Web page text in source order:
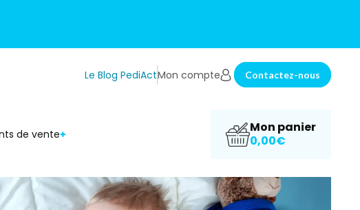
Le Blog PediActMon compte Contactez-nous
de vente
Mon panier
0,00€